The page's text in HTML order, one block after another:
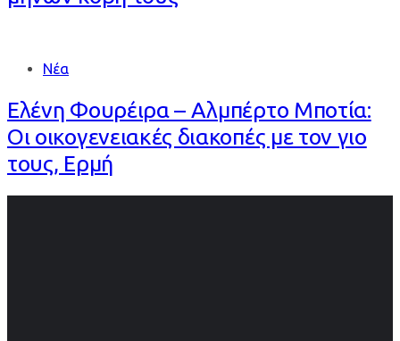
Νέα
Ελένη Φουρέιρα – Αλμπέρτο Μποτία:
Οι οικογενειακές διακοπές με τον γιο
τους, Ερμή